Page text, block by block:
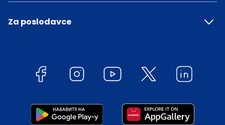
Za poslodavce